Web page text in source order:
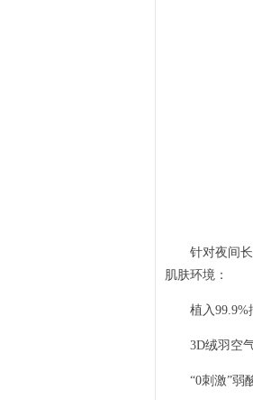
针对夜间长
肌肤环境：
植入99.9%抑
3D绒羽空气
“0刺激”弱酸